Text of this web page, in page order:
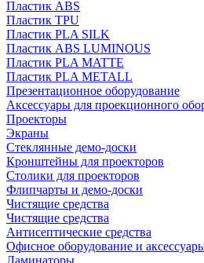
Пластик ABS
Пластик TPU
Пластик PLA SILK
Пластик ABS LUMINOUS
Пластик PLA MATTE
Пластик PLA METALL
Презентационное оборудование
Аксессуары для проекционного
Проекторы
Экраны
Стеклянные демо-доски
Кронштейны для проекторов
Столики для проекторов
Флипчарты и демо-доски
Чистящие средства
Чистящие средства
Антисептические средства
Офисное оборудование и
Ламинаторы